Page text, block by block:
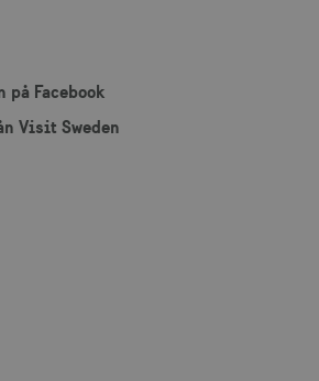
på Facebook
Visit Sweden
corporate.visitsweden.com